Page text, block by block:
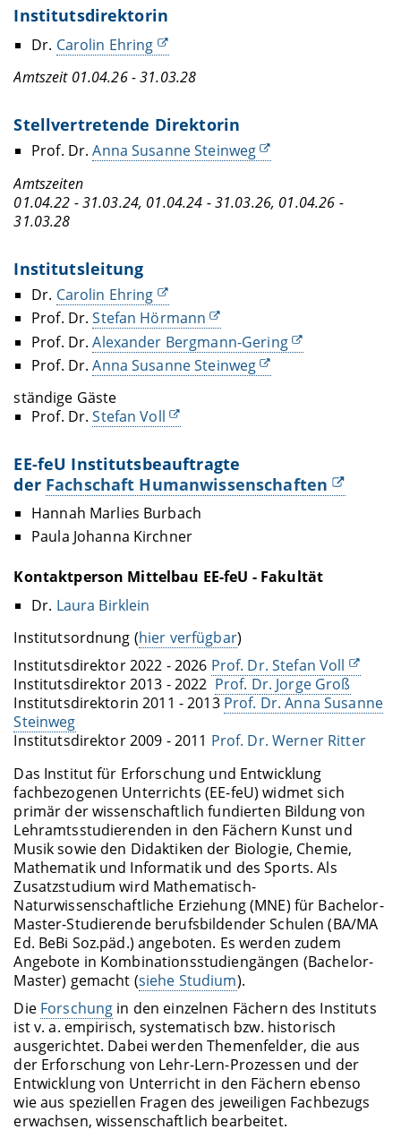
Institutsdirektorin
Dr. Carolin Ehring
Amtszeit 01.04.26 - 31.03.28
Stellvertretende Direktorin
Prof. Dr.Anna Susanne Steinweg
Amtszeiten
01.04.22 - 31.03.24, 01.04.24 - 31.03.26, 01.04.26 -
31.03.28
Institutsleitung
Dr. Carolin Ehring
Prof. Dr.Stefan Hörmann
Prof. Dr.Alexander Bergmann-Gering
Prof. Dr.Anna Susanne Steinweg
ständige Gäste
Prof. Dr.Stefan Voll
EE-feU Institutsbeauftragte
der Fachschaft Humanwissenschaften
Hannah Marlies Burbach
Paula Johanna Kirchner
Kontaktperson Mittelbau EE-feU - Fakultät
Dr. Laura Birklein
Institutsordnung (hier verfügbar)
Institutsdirektor 2022 - 2026 Prof. Dr. Stefan Voll
Institutsdirektor 2013 - 2022 Prof. Dr. Jorge Groß
Institutsdirektorin 2011 - 2013 Prof. Dr. Anna Susanne
Steinweg
Institutsdirektor 2009 - 2011 Prof. Dr. Werner Ritter
Das Institut für Erforschung und Entwicklung
fachbezogenen Unterrichts (EE-feU) widmet sich
primär der wissenschaftlich fundierten Bildung von
Lehramtsstudierenden in den Fächern Kunst und
Musik sowie den Didaktiken der Biologie, Chemie,
Mathematik und Informatik und des Sports. Als
Zusatzstudium wird Mathematisch-
Naturwissenschaftliche Erziehung (MNE) für Bachelor-
Master-Studierende berufsbildender Schulen (BA/MA
Ed. BeBi Soz.päd.) angeboten. Es werden zudem
Angebote in Kombinationsstudiengängen (Bachelor-
Master) gemacht (siehe Studium).
Die Forschung in den einzelnen Fächern des Instituts
ist v. a. empirisch, systematisch bzw. historisch
ausgerichtet. Dabei werden Themenfelder, die aus
der Erforschung von Lehr-Lern-Prozessen und der
Entwicklung von Unterricht in den Fächern ebenso
wie aus speziellen Fragen des jeweiligen Fachbezugs
erwachsen, wissenschaftlich bearbeitet.